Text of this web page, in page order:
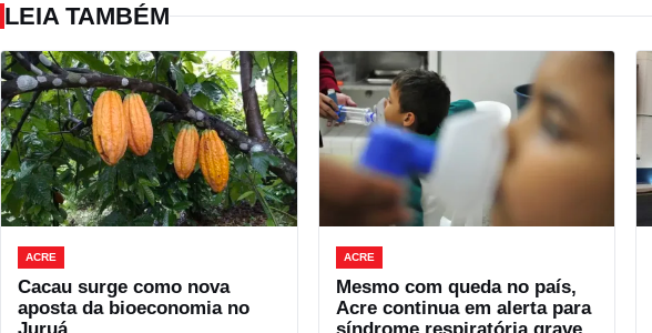
LEIA TAMBÉM
ACRE
Cacau surge como nova
aposta da bioeconomia no
ACRE
Mesmo com queda no país,
Acre continua em alerta para